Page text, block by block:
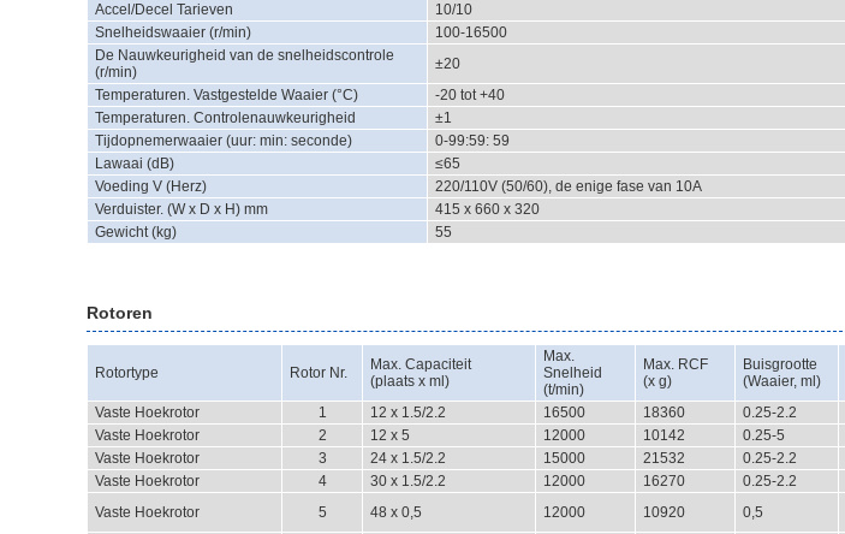
Accel/Decel Tarieven
10/10
Snelheidswaaier (r/min)
100-16500
De Nauwkeurigheid van de snelheidscontrole
(r/min)
±20
Temperaturen. Vastgestelde Waaier (°C)
-20 tot +40
Temperaturen. Controlenauwkeurigheid
±1
Tijdopnemerwaaier (uur: min: seconde)
0-99:59: 59
Lawaai (dB)
≤65
Voeding V (Herz)
220/110V (50/60), de enige fase van 10A
Verduister. (W x D x H) mm
415 x 660 x 320
Gewicht (kg)
55
Rotoren
Rotortype Rotor Nr.
Max. Capaciteit
(plaats x ml)
Max.
Snelheid
(t/min)
Max. RCF
(x g)
Buisgrootte
(Waaier, ml)
Vaste Hoekrotor
1 12 x 1.5/2.2 16500 18360 0.25-2.2
Vaste Hoekrotor
2 12 x 5 12000 10142 0.25-5
Vaste Hoekrotor
3 24 x 1.5/2.2 15000 21532 0.25-2.2
Vaste Hoekrotor
4 30 x 1.5/2.2 12000 16270 0.25-2.2
Vaste Hoekrotor
5 48 x 0,5 12000 10920 0,5